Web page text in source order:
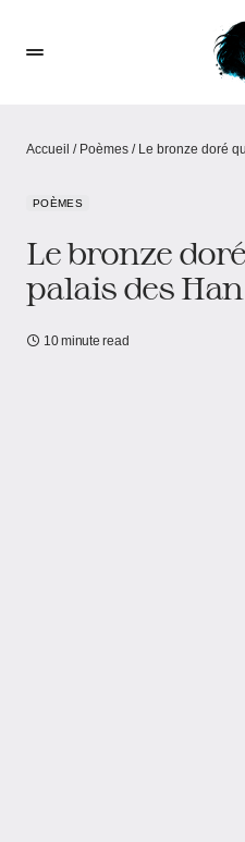
Accueil / Poèmes / Le bronze doré
POÈMES
Le bronze
palais des
10 minute read